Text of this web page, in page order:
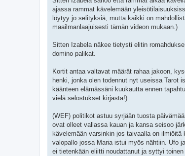
ajassa rammat kävelemään
löytyy jo selityksiä, mutta kaikki on
maailmanlaajuisesti tämän videon mukaan.)
Sitten Izabela näkee tietysti elitin
domino palikat.
Kortit antaa valtavat määrät rahaa jakoon,
henki, jonka olen todennut nyt useissa Tarot
käänteen elämässäni kuukautta ennen
vielä selostukset kirjasta!)
(WEF) politikot astuu syrjään tuosta
ovat olleet vallassa kauan ja kansa seisoo
kävelemään varsinkin jos taivaalla on
valopallo jossa Maria istui myös nähtiin. Ufo
ei tietenkään eliitti noudattanut ja syttyi